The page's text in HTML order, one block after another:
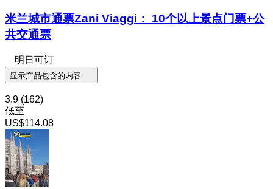
米兰城市通票Zani Viaggi： 10个以上景点门票+公
共交通票
明日可订
显示产品包含的内容
3.9 (162)
低至
US$114.08